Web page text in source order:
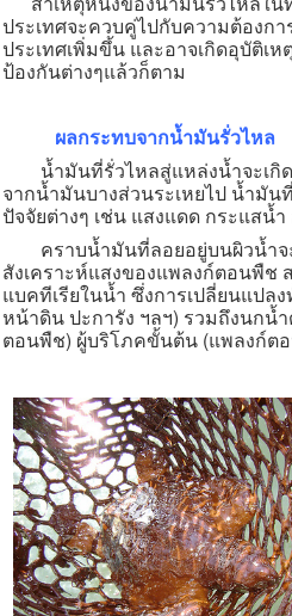
ประเทศจะควบคู่ไปกับความต้องก
ประเทศเพิ่มขึ้น และอาจเกิดอุบัติเ
ป้องกันต่างๆแล้วก็ตาม
ผลกระทบจากน้ำมันรั่วไหล
น้ำมันที่รั่วไหลสู่แหล่งน้ำจะเกิด
จากน้ำมันบางส่วนระเหยไป น้ำมั
ปัจจัยต่างๆ เช่น แสงแดด กระแสน้
คราบน้ำมันที่ลอยอยู่บนผิวน้ำจะ
สังเคราะห์แสงของแพลงก์ตอนพืช
แบคทีเรียในน้ำ ซึ่งการเปลี่ยนแป
หน้าดิน ปะการัง ฯลฯ) รวมถึงนกน้
ตอนพืช) ผู้บริโภคขั้นต้น (แพลงก์ต